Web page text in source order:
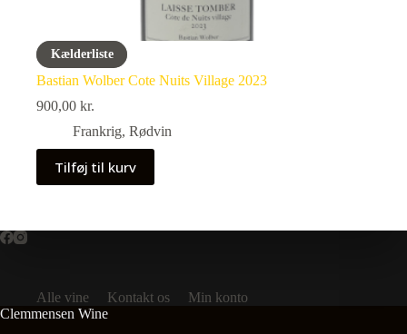
Kælderliste
Bastian Wolber Cote Nuits Village 2023
900,00 kr.
Frankrig, Rødvin
Tilføj til kurv
Alle vine Kontakt os
Min konto
Clemmensen Wine